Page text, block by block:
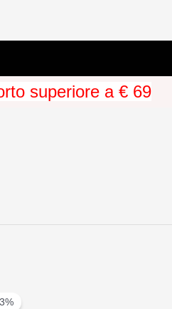
superiore a € 69